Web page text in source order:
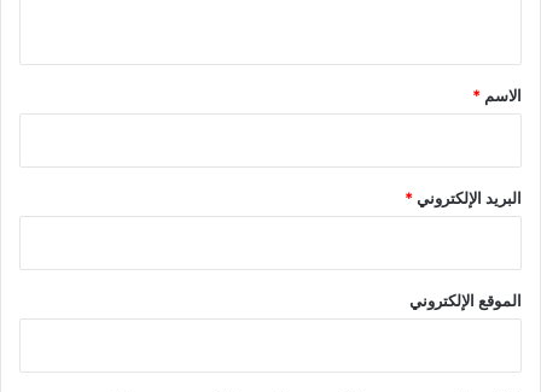
*
الاسم *
البريد الإلكتروني*
الموقع الإلكتروني